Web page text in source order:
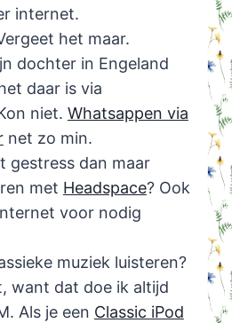
internet.
het maar.
dochter in Engeland
daar is via
niet. Whatsappen via
net zo min.
gestress dan maar
met Headspace? Ook
voor nodig
muziek luisteren?
want dat doe ik altijd
Als je een Classic iPod